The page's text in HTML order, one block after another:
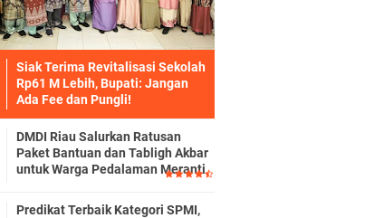
Siak Terima Revitalisasi Sekolah
Rp61 M Lebih, Bupati: Jangan
Ada Fee dan Pungli!
DMDI Riau Salurkan Ratusan
Paket Bantuan dan Tabligh Akbar
untuk Warga Pedalaman Meranti
Predikat Terbaik Kategori SPMI,